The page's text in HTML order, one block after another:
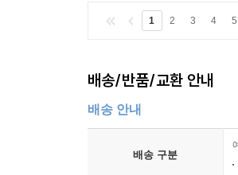
1 2 3 4 5
배송/반품/교환 안내
배송 안내
배송 구분